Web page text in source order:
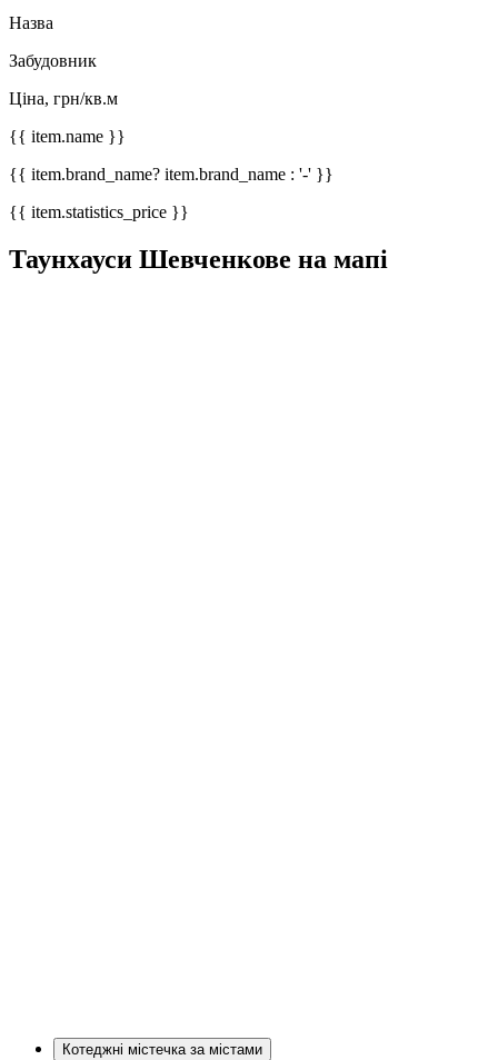
Назва
Забудовник
Ціна, грн/кв.м
{{ item.name }}
{{ item.brand_name? item.brand_name : '-' }}
{{ item.statistics_price }}
Таунхауси Шевченкове на мапі
Котеджні містечка за містами